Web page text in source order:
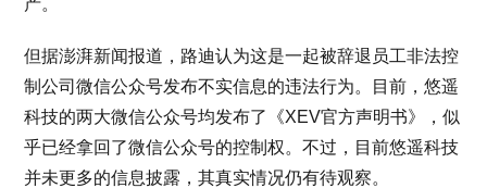
产。
但据澎湃新闻报道，路迪认为这是一起被辞退员工非法控
制公司微信公众号发布不实信息的违法行为。目前，悠遥
科技的两大微信公众号均发布了《XEV官方声明书》，似
乎已经拿回了微信公众号的控制权。不过，目前悠遥科技
并未更多的信息披露，其真实情况仍有待观察。